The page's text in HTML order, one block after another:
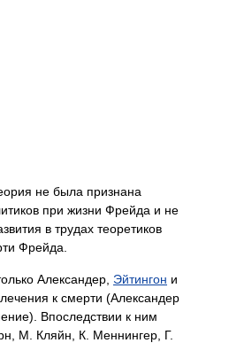
не была признана
при жизни Фрейда и не
в трудах теоретиков
Фрейда.
Александер, Эйтингон и
к смерти (Александер
Впоследствии к ним
М. Кляйн, К. Меннингер, Г.